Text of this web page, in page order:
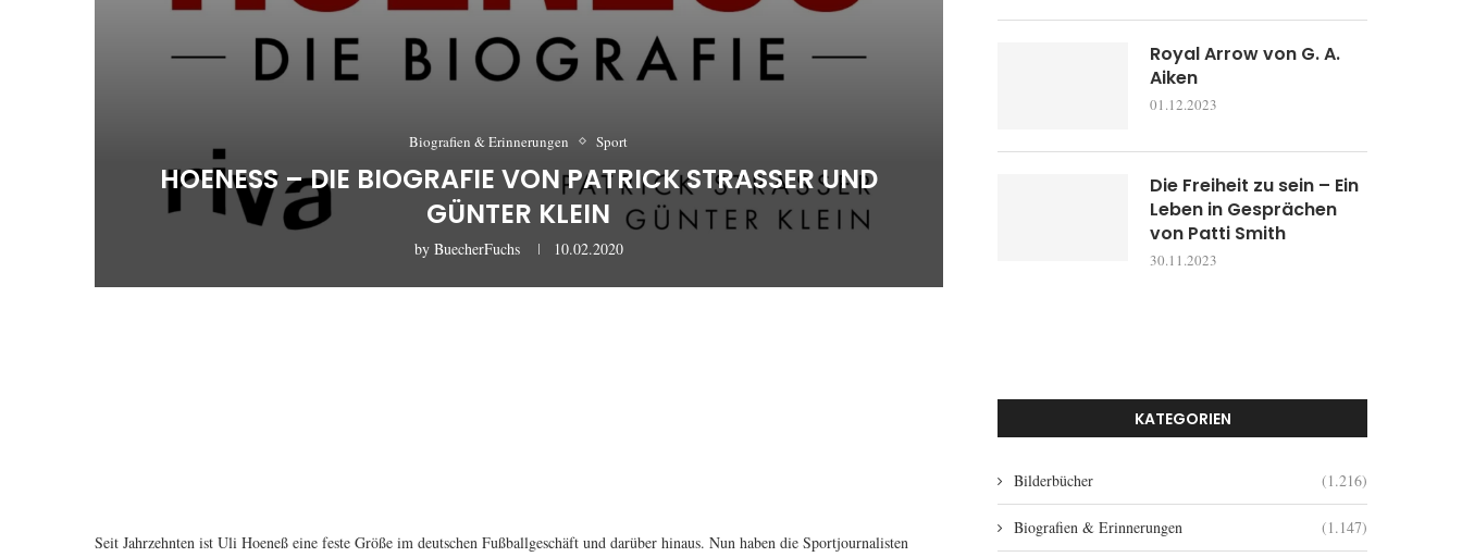
Biografien & Erinnerungen Sport
HOENESS – DIE BIOGRAFIE VON PATRICK STRASSER UND G
ÜNTER KLEIN
by BuecherFuchs 10.02.2020
Seit Jahrzehnten ist Uli Hoeneß eine feste Größe im deutschen Fußballgeschäft und darüber hinaus. Nun haben die Sportjournalisten
Royal Arrow von G. A.
Aiken
01.12.2023
Die Freiheit zu sein – Ein
Leben in Gesprächen
von Patti Smith
30.11.2023
KATEGORIEN
Bilderbücher (1.216)
Biografien & Erinnerungen (1.147)